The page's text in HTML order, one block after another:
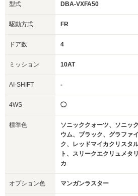
型式 DBA-VXFA50
駆動方式 FR
ドア数 4
ミッション 10AT
AI-SHIFT -
4WS ◯
標準色
ソニッククォーツ、ソニッ
ウム、ブラック、グラファ
ク、レッドマイカクリスタ
ト、スリークエクリュメタ
カ
オプション色 マンガンラスター